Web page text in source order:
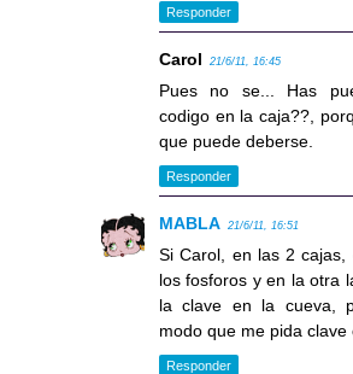
Responder
Carol 21/6/11, 16:45
Pues no se... Has
codigo en la caja??,
que puede deberse.
Responder
MABLA 21/6/11, 16:51
Si Carol, en las 2 cajas,
los fosforos y en la otra
la clave en la cueva,
modo que me pida clave
Responder